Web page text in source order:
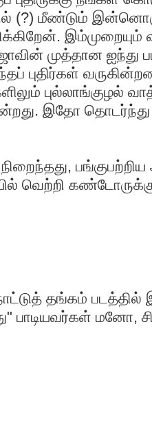
(?) மீண்டும்
முத்தான ஐந்து
புதிர்கள்
புல்லாங்குழல்
இதோ
வெற்றி
தங்கம் படத்தில்
பாடியவர்கள் மனோ,